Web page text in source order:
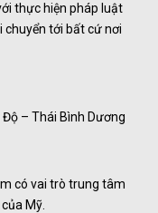
thực hiện pháp luật
chuyển tới bất cứ nơi
– Thái Bình Dương
có vai trò trung tâm
Mỹ.